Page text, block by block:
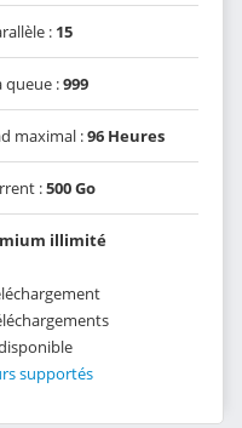
: 15
queue :999
maximal :96 Heures
:500 Go
illimité
supportés